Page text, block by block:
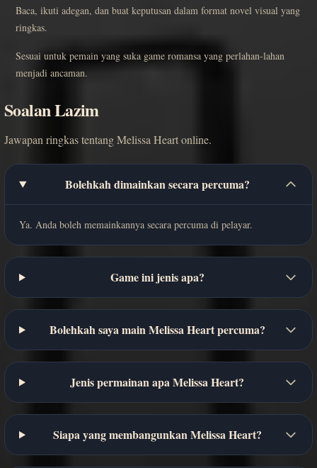
Baca, ikuti adegan, dan buat keputusan dalam format novel visual yang
ringkas.
Sesuai untuk pemain yang suka game romansa yang perlahan-lahan
menjadi ancaman.
Soalan Lazim
Jawapan ringkas tentang Melissa Heart online.
Bolehkah dimainkan secara percuma?
Ya. Anda boleh memainkannya secara percuma di pelayar.
Game ini jenis apa?
Bolehkah saya main Melissa Heart percuma?
Jenis permainan apa Melissa Heart?
Siapa yang membangunkan Melissa Heart?